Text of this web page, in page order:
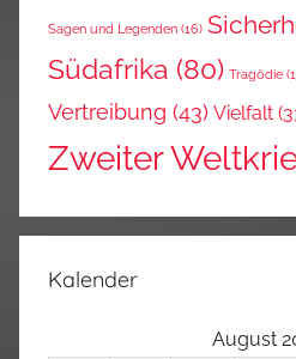
Sagen und Legenden (16)
Südafrika (80) Tragödie
Vertreibung (43) Vielfalt
Zweiter
Kalender
August